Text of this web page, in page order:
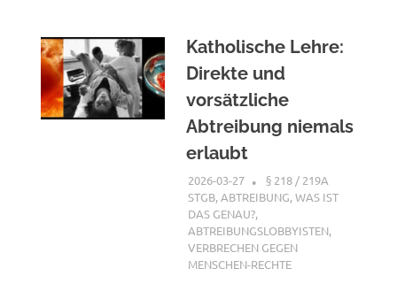
Katholische Lehre:
Direkte und
vorsätzliche
Abtreibung niemals
erlaubt
2026-03-27 XX
§ 218 / 219A
STGB,ABTREIBUNG, WAS IST
DAS GENAU?,
ABTREIBUNGSLOBBYISTEN,
VERBRECHEN GEGEN
MENSCHEN-RECHTE